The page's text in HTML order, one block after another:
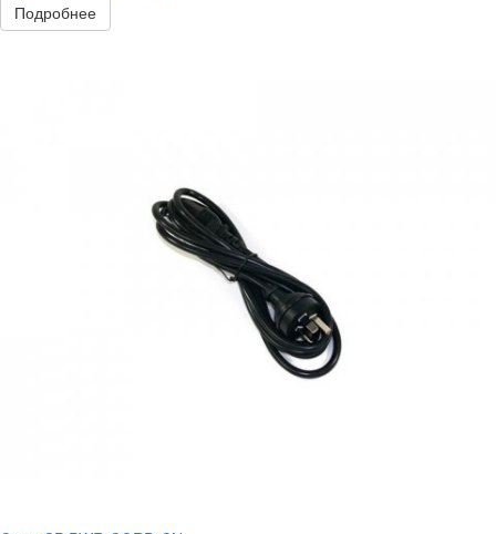
Подробнее